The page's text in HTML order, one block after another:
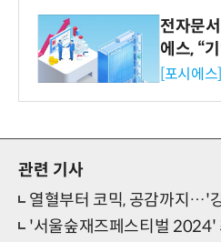
전자문
에스, “
환원 강
[포시에
관련 기사
열혈부터 코믹, 공감까지…'강매
'서울숲재즈페스티벌 2024'